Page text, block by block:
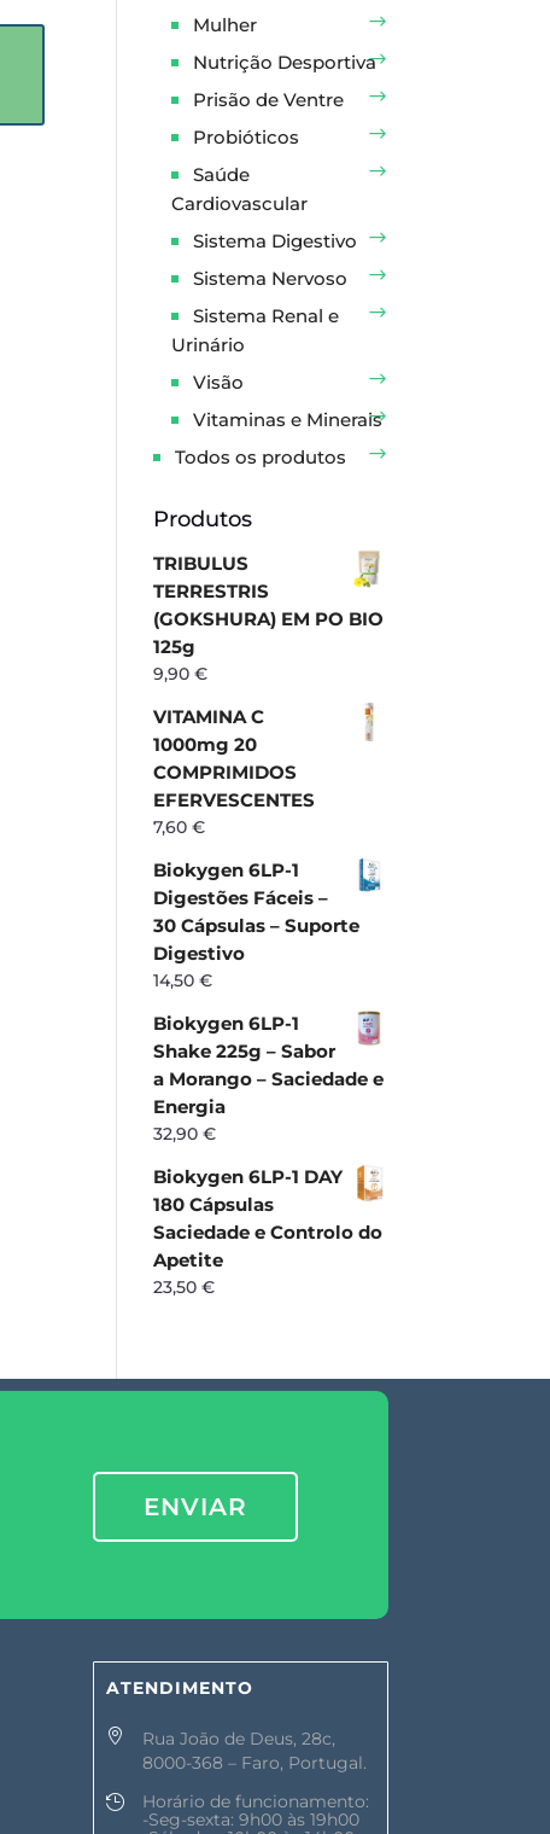
Mulher
Nutrição Desportiva
Prisão de Ventre
Probióticos
Saúde
Cardiovascular
Sistema Digestivo
Sistema Nervoso
Sistema Renal e
Urinário
Visão
Vitaminas e Minerais
Todos os produtos
Produtos
TRIBULUS
TERRESTRIS
(GOKSHURA) EM PO BIO
125g
9,90€
VITAMINA C
1000mg 20
COMPRIMIDOS
EFERVESCENTES
7,60€
Biokygen 6LP-1
Digestões Fáceis –
30 Cápsulas – Suporte
Digestivo
14,50€
Biokygen 6LP-1
Shake 225g – Sabor
a Morango – Saciedade e
Energia
32,90€
Biokygen 6LP-1 DAY
180 Cápsulas
Saciedade e Controlo do
Apetite
23,50€
ENVIAR
ATENDIMENTO

Rua João de Deus, 28c,
8000-368 – Faro, Portugal.

Horário de funcionamento:
-Seg-sexta: 9h00 às 19h00